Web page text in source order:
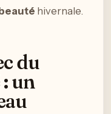
hivernale.
du
un